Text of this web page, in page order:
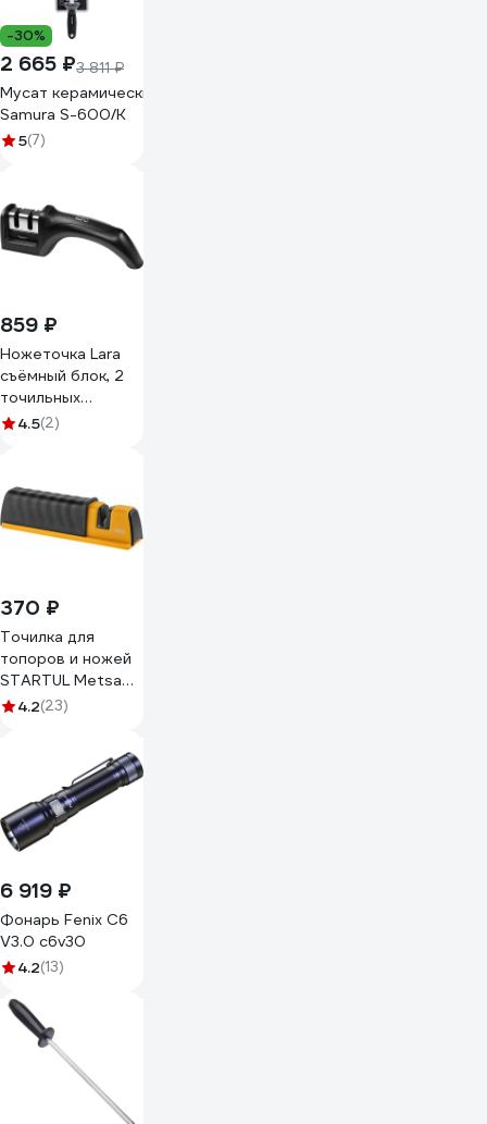
-30%
2 665 ₽3 811 ₽
Мусат керамический 254 мм, белый
Samura S-600/K
5(7)
859 ₽
Ножеточка Lara
съёмный блок, 2
точильных
полотна LR05-02
4.5(2)
370 ₽
Точилка для
топоров и ножей
STARTUL Metsa
ST2040-01
4.2(23)
6 919 ₽
Фонарь Fenix C6
V3.0 c6v30
4.2(13)